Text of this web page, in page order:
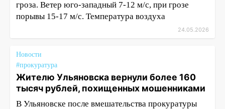
гроза. Ветер юго-западный 7-12 м/с, при грозе
порывы 15-17 м/с. Температура воздуха
24.05.2026
Новости
#прокуратура
Жителю Ульяновска вернули более 160
тысяч рублей, похищенных мошенниками
В Ульяновске после вмешательства прокуратуры